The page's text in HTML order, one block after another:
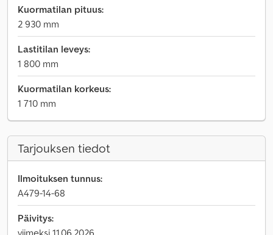
Kuormatilan pituus:
2 930 mm
Lastitilan leveys:
1 800 mm
Kuormatilan korkeus:
1 710 mm
Tarjouksen tiedot
Ilmoituksen tunnus:
A479-14-68
Päivitys:
viimeksi 11.06.2026